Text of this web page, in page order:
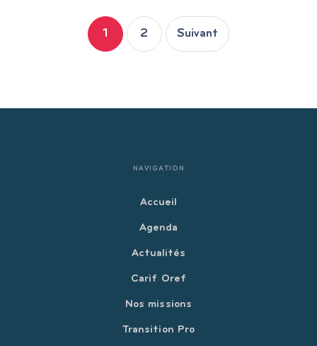
1 2 Suivant
NAVIGATION
Accueil
Agenda
Actualités
Carif Oref
Nos missions
Transition Pro